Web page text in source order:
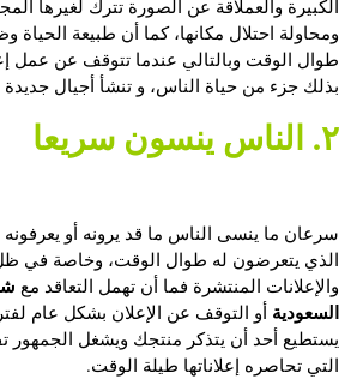
الكبيرة والعملاقة عن الصورة تترك لغيرها
ومحاولة احتلال مكانها، كما أن طبيعة الحياة
طوال الوقت وبالتالي عندما تتوقف عن عمل
بذلك جزء من حياة الناس، و تنشأ أجيال جديدة
سرعان ما ينسى الناس ما قد يرونه أو يعرفونه
الذي يتعرضون له طوال الوقت، وخاصة في ظل
والإعلانات المنتشرة فما أن تهمل التعاقد مع
السعوديةأو التوقف عن الإعلان بشكل عام لفترة
يستطيع أحد أن يتذكر منتجك ويشغل الجمهور
التي تحاصره إعلاناتها طيلة الوقت.